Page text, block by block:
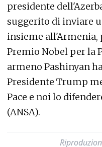
presidente
suggerito di inviare
insieme
Premio Nobel per la
armeno Pashinyan
Presidente Trump
Pace e noi lo
(ANSA).